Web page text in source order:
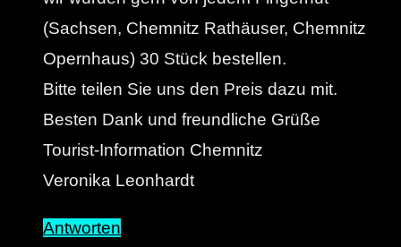
(Sachsen, Chemnitz Rathäuser, Chemnitz
Opernhaus) 30 Stück bestellen.
Bitte teilen Sie uns den Preis dazu mit.
Besten Dank und freundliche Grüße
Tourist-Information Chemnitz
Veronika Leonhardt
Antworten